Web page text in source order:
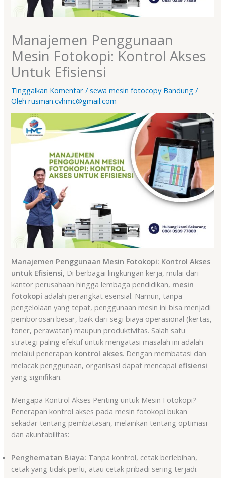
Manajemen Penggunaan
Mesin Fotokopi: Kontrol Akses
Untuk Efisiensi
Tinggalkan Komentar /sewa mesin fotocopy Bandung /
Olehrusman.cvhmc@gmail.com
Manajemen Penggunaan Mesin Fotokopi: Kontrol Akses
untuk Efisiensi, Di berbagai lingkungan kerja, mulai dari
kantor perusahaan hingga lembaga pendidikan, mesin
fotokopi adalah perangkat esensial. Namun, tanpa
pengelolaan yang tepat, penggunaan mesin ini bisa menjadi
pemborosan besar, baik dari segi biaya operasional (kertas,
toner, perawatan) maupun produktivitas. Salah satu
strategi paling efektif untuk mengatasi masalah ini adalah
melalui penerapan kontrol akses. Dengan membatasi dan
melacak penggunaan, organisasi dapat mencapai efisiensi
yang signifikan.
Mengapa Kontrol Akses Penting untuk Mesin Fotokopi?
Penerapan kontrol akses pada mesin fotokopi bukan
sekadar tentang pembatasan, melainkan tentang optimasi
dan akuntabilitas:
Penghematan Biaya: Tanpa kontrol, cetak berlebihan,
cetak yang tidak perlu, atau cetak pribadi sering terjadi.